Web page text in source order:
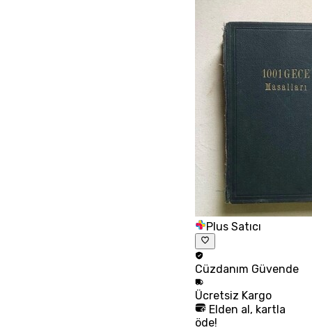
Plus Satıcı
Cüzdanım Güvende
Ücretsiz Kargo
Elden al, kartla
öde!